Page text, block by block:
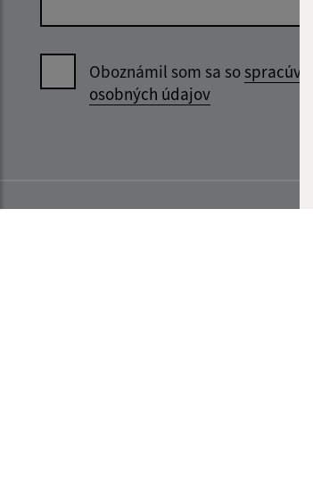
Oboznámil som sa so
osobných údajov